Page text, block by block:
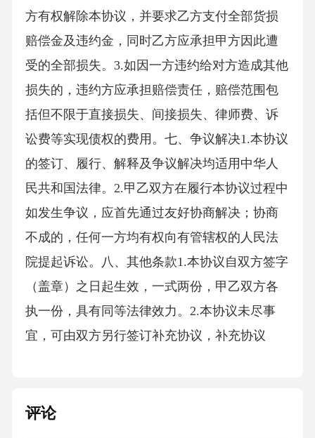
方有权解除本协议，并要求乙方支付全部货损
赔偿金及违约金，同时乙方应承担甲方因此遭
受的全部损失。3.如因一方违约给对方造成其他
损失的，违约方应承担赔偿责任，赔偿范围包
括但不限于直接损失、间接损失、律师费、诉
讼费等实现债权的费用。七、争议解决1.本协议
的签订、履行、解释及争议解决均适用中华人
民共和国法律。2.甲乙双方在履行本协议过程中
如发生争议，应首先通过友好协商解决；协商
不成的，任何一方均有权向有管辖权的人民法
院提起诉讼。八、其他条款1.本协议自双方签字
（盖章）之日起生效，一式两份，甲乙双方各
执一份，具有同等法律效力。2.本协议未尽事
宜，可由双方另行签订补充协议，补充协议
评论